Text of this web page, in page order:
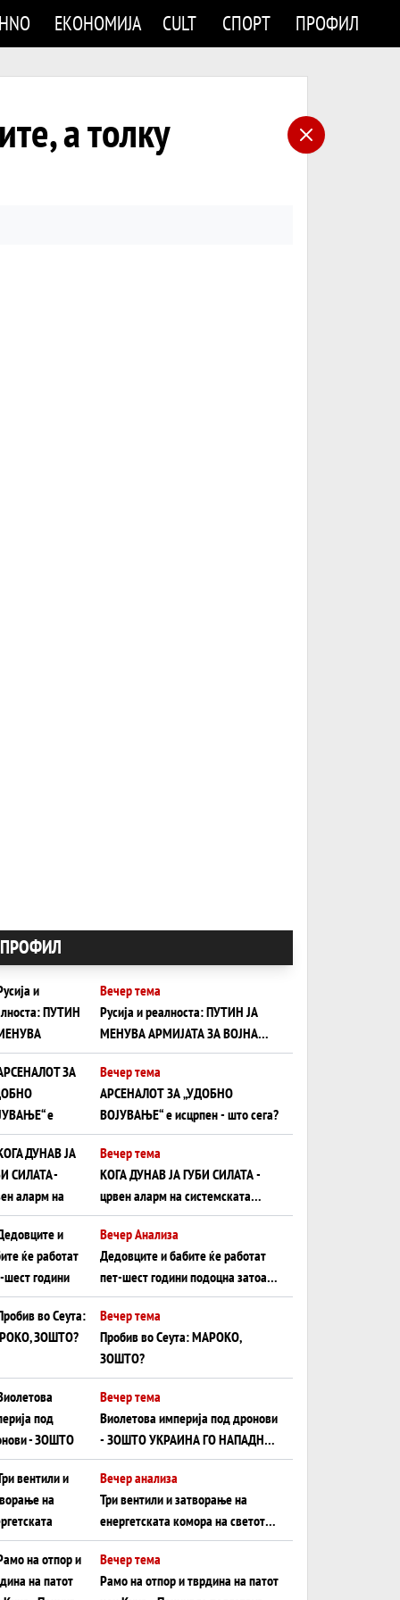
ЕКОНОМИЈА CULT СПОРТ ПРОФИЛ
а толку
ПРОФИЛ
Вечер тема
Русија и реалноста: ПУТИН ЈА
МЕНУВА АРМИЈАТА ЗА ВОЈНА
ШТО ОСТАНУВА БЕЗ ФРОНТ
Вечер тема
АРСЕНАЛОТ ЗА „УДОБНО
ВОЈУВАЊЕ“ е исцрпен - што сега?
Вечер тема
КОГА ДУНАВ ЈА ГУБИ СИЛАТА -
црвен аларм на системската
плоча од јужна Германија до
Црното Море...
Вечер Анализа
Дедовците и бабите ќе работат
пет-шест години подоцна затоа
што НЕМААТ ВНУЦИ ДА ГИ
ЗАМЕНАТ
Вечер тема
Пробив во Сеута: МАРОКО,
ЗОШТО?
Вечер тема
Виолетова империја под дронови
- ЗОШТО УКРАИНА ГО НАПАДНА
РУСКИОТ WILDBERRIES
Вечер анализа
Три вентили и затворање на
енергетската комора на светот:
Нападот во Суец најавува
глобален енергетски инфаркт?
Вечер тема
Рамо на отпор и тврдина на патот